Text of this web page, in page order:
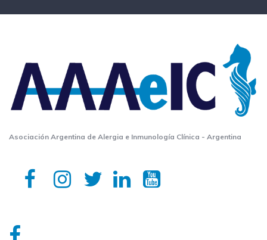
Asociación Argentina de Alergia e Inmunología Clínica - Argentina